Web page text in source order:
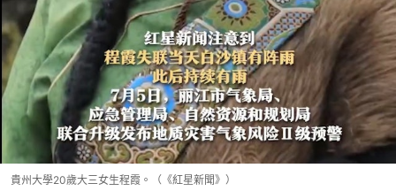
貴州大學20歲大三女生程霞。（《紅星新聞》）